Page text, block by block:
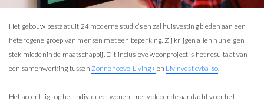
Het gebouw bestaat uit 24 moderne studio’s en zal huisvesting bieden aan een
heterogene groep van mensen met een beperking. Zij krijgen allen hun eigen
stek middenin de maatschappij. Dit inclusieve woonproject is het resultaat van
een samenwerking tussen Zonnehoeve|Living+en Livinvest cvba-so.
Het accent ligt op het individueel wonen, met voldoende aandacht voor het